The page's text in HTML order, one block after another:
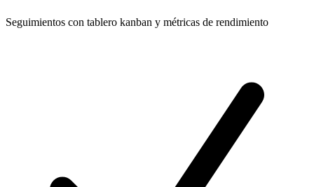
Seguimientos con tablero kanban y métricas de rendimiento